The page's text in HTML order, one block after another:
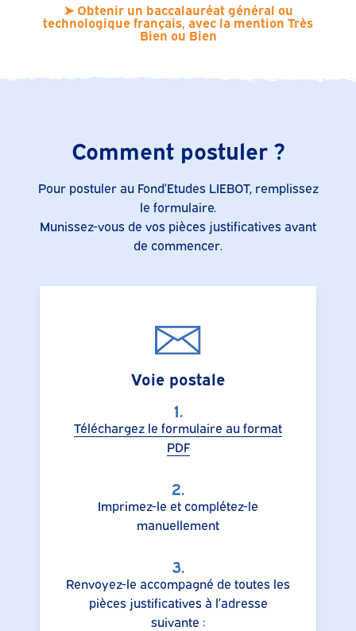
➤ Obtenir un baccalauréat général ou
technologique français, avec la mention Très
Bien ou Bien
Comment postuler ?
Pour postuler au Fond’Etudes LIEBOT, remplissez
le formulaire.
Munissez-vous de vos pièces justificatives avant
de commencer.
Voie postale
1.
Téléchargez le formulaire au format
PDF
2.
Imprimez-le et complétez-le
manuellement
3.
Renvoyez-le accompagné de toutes les
pièces justificatives à l’adresse
suivante :